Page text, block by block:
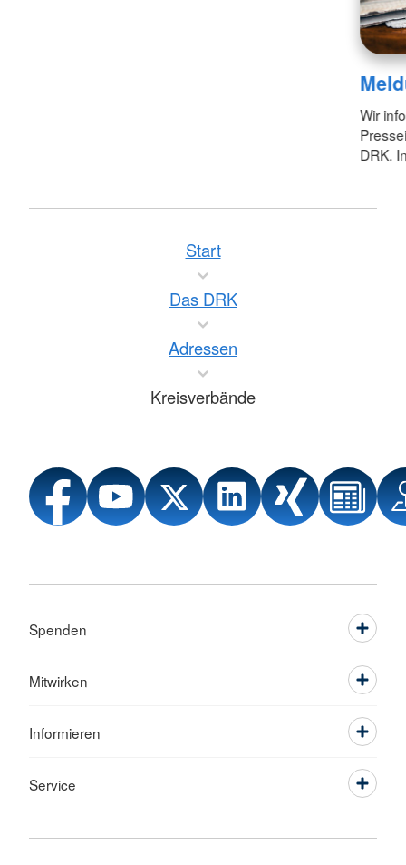
Wir
DRK.
Start
Das DRK
Adressen
Kreisverbände
Spenden
Mitwirken
Informieren
Service